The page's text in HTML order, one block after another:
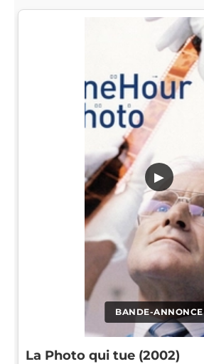
BANDE-ANNONCE
▶
La Photo qui tue (2002)